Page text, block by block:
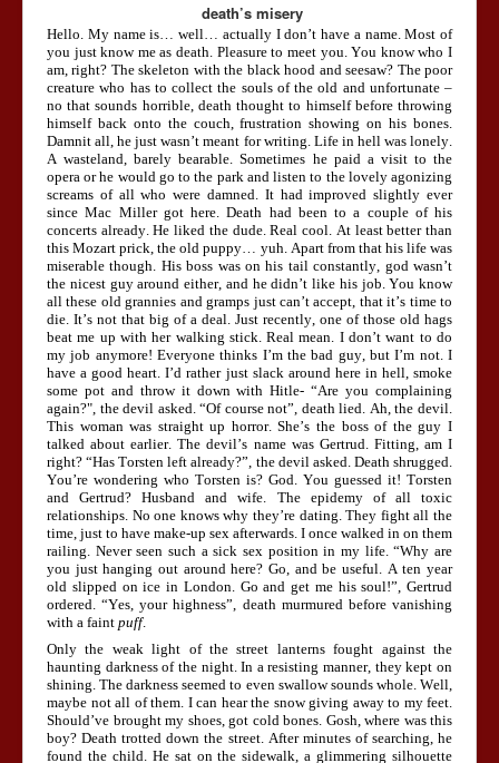
death’s misery
Hello. My name is… well… actually I don’t have a name. Most of
you just know me as death. Pleasure to meet you. You know who I
am, right? The skeleton with the black hood and seesaw? The poor
creature who has to collect the souls of the old and unfortunate –
no that sounds horrible, death thought to himself before throwing
himself back onto the couch, frustration showing on his bones.
Damnit all, he just wasn’t meant for writing. Life in hell was lonely.
A wasteland, barely bearable. Sometimes he paid a visit to the
opera or he would go to the park and listen to the lovely agonizing
screams of all who were damned. It had improved slightly ever
since Mac Miller got here. Death had been to a couple of his
concerts already. He liked the dude. Real cool. At least better than
this Mozart prick, the old puppy… yuh. Apart from that his life was
miserable though. His boss was on his tail constantly, god wasn’t
the nicest guy around either, and he didn’t like his job. You know
all these old grannies and gramps just can’t accept, that it’s time to
die. It’s not that big of a deal. Just recently, one of those old hags
beat me up with her walking stick. Real mean. I don’t want to do
my job anymore! Everyone thinks I’m the bad guy, but I’m not. I
have a good heart. I’d rather just slack around here in hell, smoke
some pot and throw it down with Hitle- “Are you complaining
again?", the devil asked. “Of course not”, death lied. Ah, the devil.
This woman was straight up horror. She’s the boss of the guy I
talked about earlier. The devil’s name was Gertrud. Fitting, am I
right? “Has Torsten left already?”, the devil asked. Death shrugged.
You’re wondering who Torsten is? God. You guessed it! Torsten
and Gertrud? Husband and wife. The epidemy of all toxic
relationships. No one knows why they’re dating. They fight all the
time, just to have make-up sex afterwards. I once walked in on them
railing. Never seen such a sick sex position in my life. “Why are
you just hanging out around here? Go, and be useful. A ten year
old slipped on ice in London. Go and get me his soul!”, Gertrud
ordered. “Yes, your highness”, death murmured before vanishing
with a faint puff.
Only the weak light of the street lanterns fought against the
haunting darkness of the night. In a resisting manner, they kept on
shining. The darkness seemed to even swallow sounds whole. Well,
maybe not all of them. I can hear the snow giving away to my feet.
Should’ve brought my shoes, got cold bones. Gosh, where was this
boy? Death trotted down the street. After minutes of searching, he
found the child. He sat on the sidewalk, a glimmering silhouette